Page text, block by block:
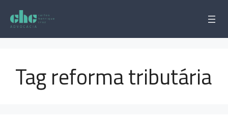
para
conteúdo
Tag reforma tributária